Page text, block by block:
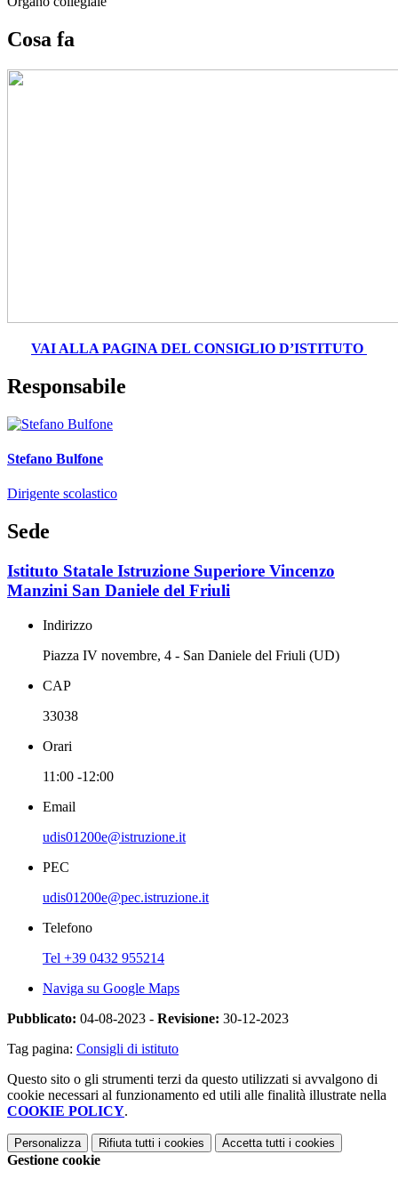
Cosa fa
VAI ALLA PAGINA DEL CONSIGLIO D’ISTITUTO
Responsabile
Stefano Bulfone
Dirigente scolastico
Sede
Istituto Statale Istruzione Superiore Vincenzo
Manzini San Daniele del Friuli
Indirizzo
Piazza IV novembre, 4 - San Daniele del Friuli (UD)
CAP
33038
Orari
11:00 -12:00
Email
udis01200e@istruzione.it
PEC
udis01200e@pec.istruzione.it
Telefono
Tel +39 0432 955214
Naviga su Google Maps
Pubblicato: 04-08-2023 - Revisione: 30-12-2023
Tag pagina: Consigli di istituto
Questo sito o gli strumenti terzi da questo utilizzati si avvalgono di
cookie necessari al funzionamento ed utili alle finalità illustrate nella
COOKIE POLICY.
Personalizza Rifiuta tutti i cookies Accetta tutti i cookies
Gestione cookie